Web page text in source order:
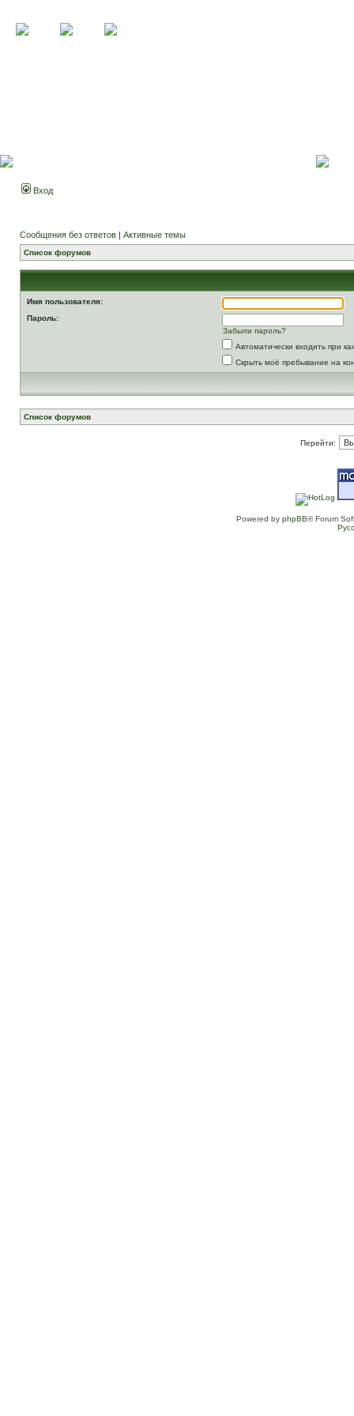
Вход
Сообщения без ответов | Активные темы
Список форумов
Имя пользователя:
Пароль:
Забыли пароль?
Автоматически входить при
Скрыть моё пребывание на
Список форумов
Перейти:
Powered by phpBB® Forum